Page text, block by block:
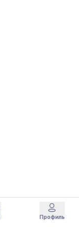
Профиль